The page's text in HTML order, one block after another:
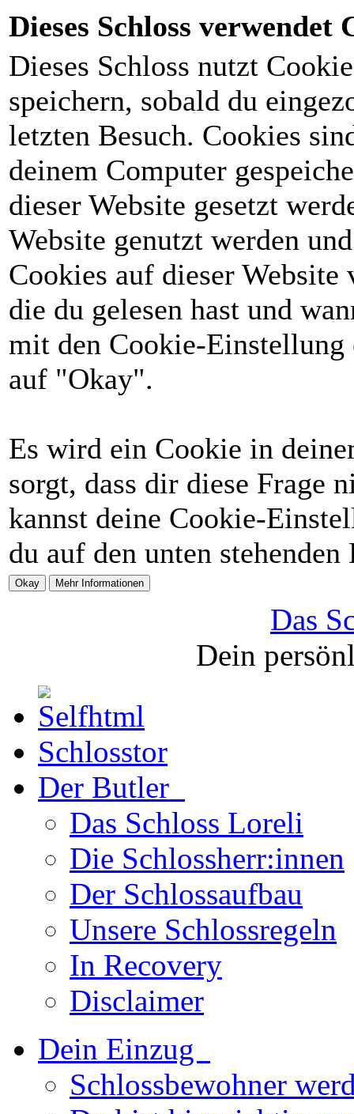
Dieses Schloss verwendet
Dieses Schloss nutzt
speichern, sobald du
letzten Besuch. Cookies
deinem Computer
dieser Website gesetzt
Website genutzt werden
Cookies auf dieser
die du gelesen hast und
mit den Cookie-
auf "Okay".
Es wird ein Cookie in
sorgt, dass dir diese Frage
kannst deine Cookie-
du auf den unten
Das
Dein
Schlosstor
Der Butler
Das Schloss Loreli
Die Schlossherr:innen
Der Schlossaufbau
Unsere Schlossregeln
In Recovery
Disclaimer
Dein Einzug
Schlossbewohner